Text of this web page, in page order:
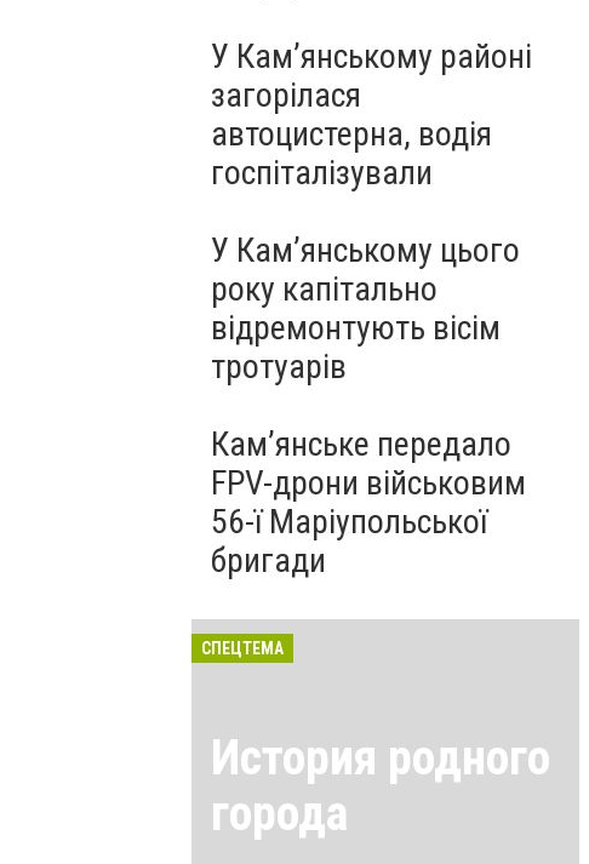
У Кам’янському районі
загорілася
автоцистерна, водія
госпіталізували
У Кам’янському цього
року капітально
відремонтують вісім
тротуарів
Кам’янське передало
FPV-дрони військовим
56-ї Маріупольської
бригади
СПЕЦТЕМА
История родного
города